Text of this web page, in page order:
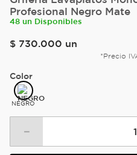
Profesional Negro Mate
48 un Disponibles
$ 730.000 un
*Precio
Color
NEGRO
－